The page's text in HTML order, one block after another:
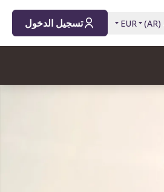
(
AR
)
EUR تسجيل الدخول